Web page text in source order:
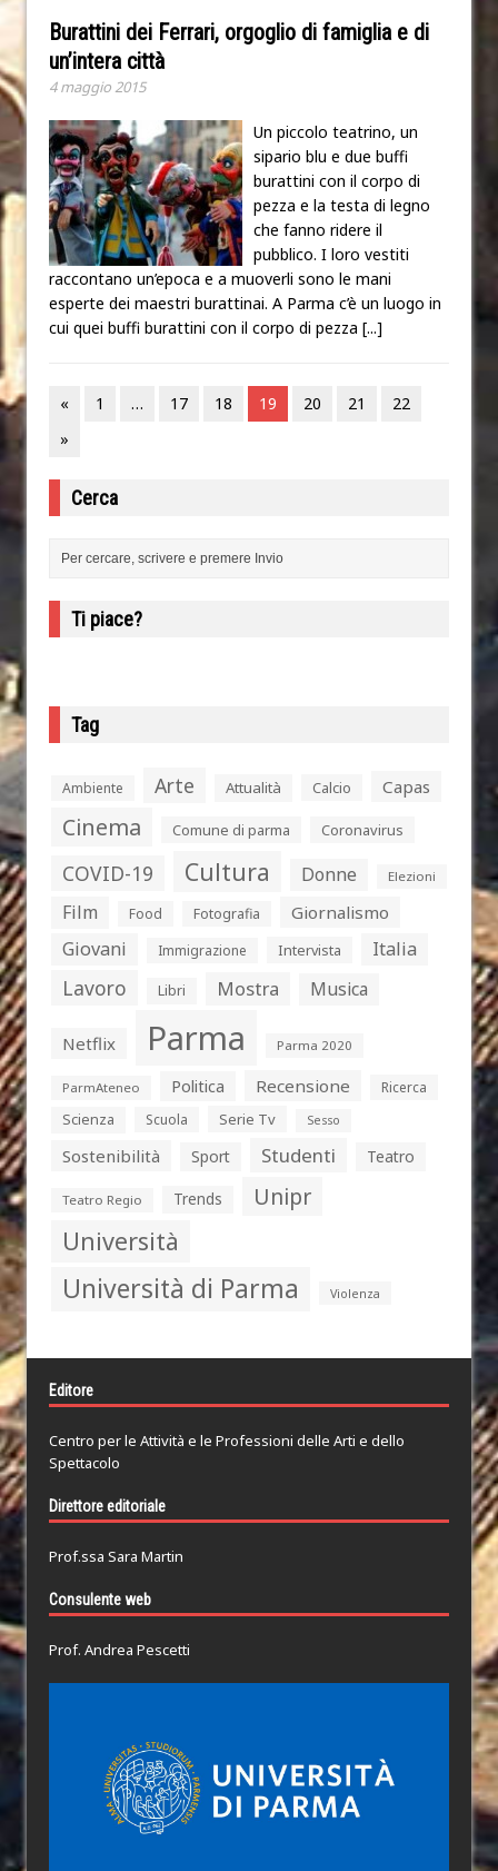
Burattini dei Ferrari, orgoglio di famiglia e di
un’intera città
4 maggio 2015
Un piccolo teatrino, un
sipario blu e due buffi
burattini con il corpo di
pezza e la testa di legno
che fanno ridere il
pubblico. I loro vestiti
raccontano un’epoca e a muoverli sono le mani
esperte dei maestri burattinai. A Parma c’è un luogo in
cui quei buffi burattini con il corpo di pezza [...]
« 1 … 17 18 19 20 21
22
»
Cerca
Ti piace?
Tag
Ambiente Arte Attualità Calcio Capas
Cinema Comune di parma Coronavirus
COVID-19 Cultura Donne Elezioni
Film Food Fotografia Giornalismo
Giovani Immigrazione Intervista Italia
Lavoro Libri Mostra Musica
Netflix Parma Parma 2020
ParmAteneo Politica Recensione
Ricerca
Scienza
Scuola Serie Tv Sesso
Sostenibilità Sport Studenti Teatro
Teatro Regio Trends Unipr
Università
Università di Parma Violenza
Editore
Centro per le Attività e le Professioni delle Arti e dello
Spettacolo
Direttore editoriale
Prof.ssa Sara Martin
Consulente web
Prof. Andrea Pescetti